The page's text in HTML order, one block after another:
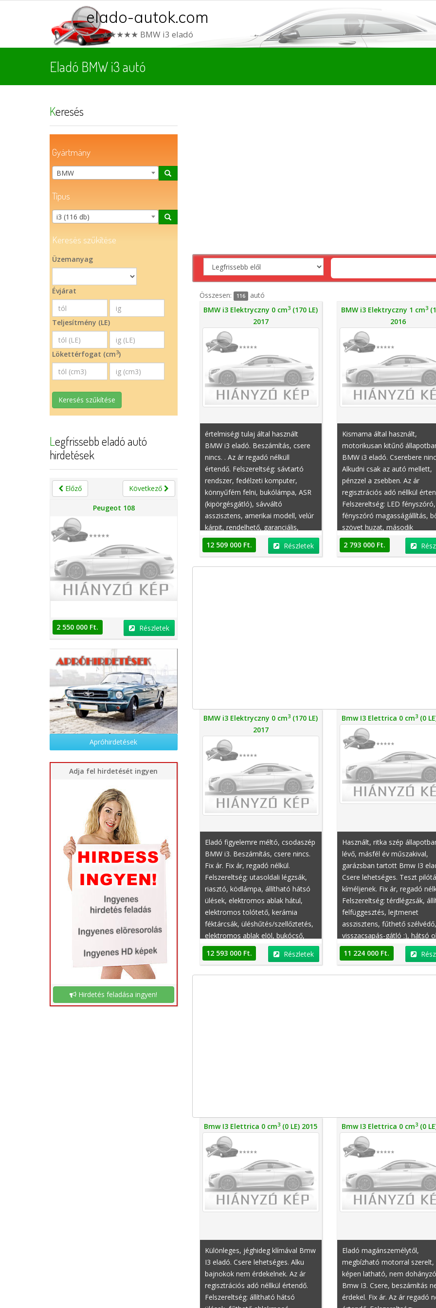
elado-autok.com
★★★★★ BMW i3 eladó
Eladó BMW i3 autó
Keresés
Gyártmány
BMW
Típus
i3 (116 db)
Keresés szűkítése
Üzemanyag
Évjárat
Teljesítmény (LE)
Lökettérfogat (cm3)
Keresés szűkítése
Legfrissebb eladó autó
hirdetések
Előző Következő
Peugeot 108
2 550 000 Ft. Részletek
Peugeot 108 Dacia Lodgy
Apróhirdetések
Adja fel hirdetését ingyen
Hirdetés feladása ingyen!
Összesen: 116
autó
BMW i3 Elektryczny 0 cm3 (170 LE)
2017
értelmiségi tulaj által használt
BMW i3 eladó. Beszámítás, csere
nincs. . Az ár regadó nélküll
értendő. Felszereltség: sávtartó
rendszer, fedélzeti komputer,
könnyűfém felni, bukólámpa, ASR
(kipörgésgátló), sávváltó
asszisztens, amerikai modell, velúr
kárpit, rendelhető, garanciális,
sávváltó asszisztens
12 509 000 Ft. Részletek
BMW i3 Elektryczny 1 cm3
2016
Kismama által használt,
motorikusan kitűnő
BMW i3 eladó. Cserebere
Alkudni csak az autó mellett,
pénzzel a zsebben. Az ár
regisztrációs adó néllkül
Felszereltség: LED fényszóró,
fényszóró magasságállítás,
szövet huzat, második
tulajdonostól, kiegészítő
fényszóró, sebességfüggő
2 793 000 Ft.
BMW i3 Elektryczny 0 cm3 (170 LE)
2017
Eladó figyelemre méltó, csodaszép
BMW i3. Beszámítás, csere nincs.
Fix ár. Fix ár, regadó nélkül.
Felszereltség: utasoldali légzsák,
riasztó, ködlámpa, állítható hátsó
ülések, elektromos ablak hátul,
elektromos tolótető, kerámia
féktárcsák, üléshűtés/szellőztetés,
elektromos ablak elöl, bukócső,
rendelhető, sperr differenciálmű,
sebességfüggő szervókormány,
12 593 000 Ft. Részletek
Bmw I3 Elettrica 0 cm3(0
Használt, ritka szép
lévő, másfél év műszakival,
garázsban tartott Bmw I3
Csere lehetséges. Teszt
kíméljenek. Fix ár, regadó
Felszereltség: térdlégzsák,
felfüggesztés, lejtmenet
asszisztens, fűthető szélvédő,
visszacsapás-gátló :), hátsó
légzsák, sportfutómű, frissen
szervizelt, kerámia
11 224 000 Ft.
Bmw I3 Elettrica 0 cm3 (0 LE) 2015
Különleges, jéghideg klímával Bmw
I3 eladó. Csere lehetséges. Alku
bajnokok nem érdekelnek. Az ár
regisztrációs adó néllkül értendő.
Felszereltség: állítható hátsó
Bmw I3 Elettrica 0 cm3(0
Eladó magánszemélytől,
megbízható motorral szerelt,
képen latható, nem dohányzó
Bmw I3. Csere, beszámítás
érdekel. Fix ár. Az ár regadó